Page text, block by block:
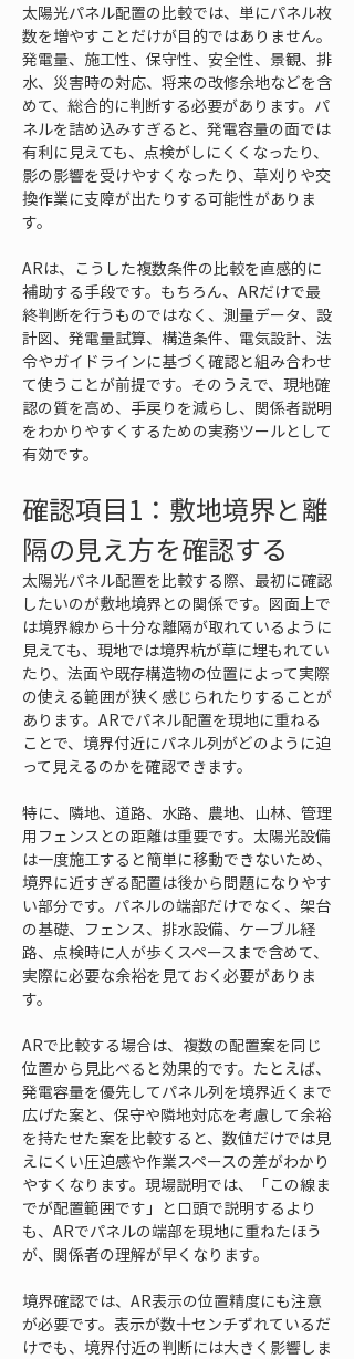
太陽光パネル配置の比較では、単にパネル枚
数を増やすことだけが目的ではありません。
発電量、施工性、保守性、安全性、景観、排
水、災害時の対応、将来の改修余地などを含
めて、総合的に判断する必要があります。パ
ネルを詰め込みすぎると、発電容量の面では
有利に見えても、点検がしにくくなったり、
影の影響を受けやすくなったり、草刈りや交
換作業に支障が出たりする可能性がありま
す。
ARは、こうした複数条件の比較を直感的に
補助する手段です。もちろん、ARだけで最
終判断を行うものではなく、測量データ、設
計図、発電量試算、構造条件、電気設計、法
令やガイドラインに基づく確認と組み合わせ
て使うことが前提です。そのうえで、現地確
認の質を高め、手戻りを減らし、関係者説明
をわかりやすくするための実務ツールとして
有効です。
確認項目1：敷地境界と離
隔の見え方を確認する
太陽光パネル配置を比較する際、最初に確認
したいのが敷地境界との関係です。図面上で
は境界線から十分な離隔が取れているように
見えても、現地では境界杭が草に埋もれてい
たり、法面や既存構造物の位置によって実際
の使える範囲が狭く感じられたりすることが
あります。ARでパネル配置を現地に重ねる
ことで、境界付近にパネル列がどのように迫
って見えるのかを確認できます。
特に、隣地、道路、水路、農地、山林、管理
用フェンスとの距離は重要です。太陽光設備
は一度施工すると簡単に移動できないため、
境界に近すぎる配置は後から問題になりやす
い部分です。パネルの端部だけでなく、架台
の基礎、フェンス、排水設備、ケーブル経
路、点検時に人が歩くスペースまで含めて、
実際に必要な余裕を見ておく必要がありま
す。
ARで比較する場合は、複数の配置案を同じ
位置から見比べると効果的です。たとえば、
発電容量を優先してパネル列を境界近くまで
広げた案と、保守や隣地対応を考慮して余裕
を持たせた案を比較すると、数値だけでは見
えにくい圧迫感や作業スペースの差がわかり
やすくなります。現場説明では、「この線ま
でが配置範囲です」と口頭で説明するより
も、ARでパネルの端部を現地に重ねたほう
が、関係者の理解が早くなります。
境界確認では、AR表示の位置精度にも注意
が必要です。表示が数十センチずれているだ
けでも、境界付近の判断には大きく影響しま